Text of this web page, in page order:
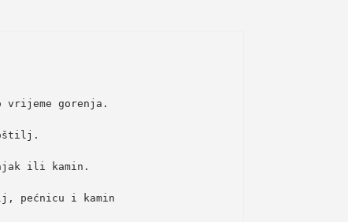
vrijeme gorenja.
ili kamin.
pećnicu i kamin